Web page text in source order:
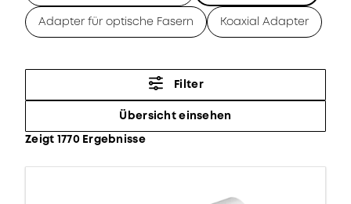
Adapter für optische Fasern Koaxial Adapter
Filter
Übersicht einsehen
Zeigt 1770 Ergebnisse